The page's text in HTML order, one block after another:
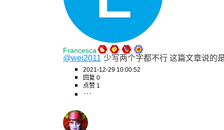
Francesca
@wei2011 少写两个字都不行 这篇文章说的
2021-12-29 10:00:52
回复 0
点赞 1